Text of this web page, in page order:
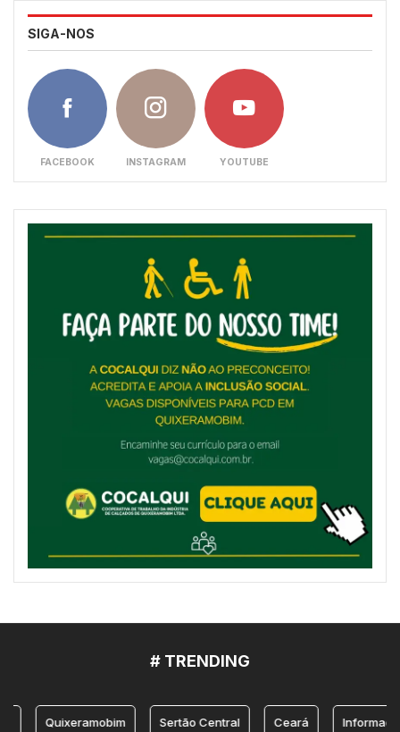
SIGA-NOS
FACEBOOK INSTAGRAM YOUTUBE
# TRENDING
Quixeramobim Sertão Central Ceará Informação